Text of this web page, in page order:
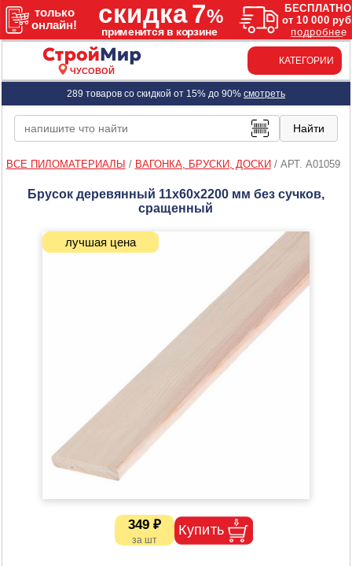
ЧУСОВОЙ
КАТЕГОРИИ
289 товаров со скидкой от 15% до 90% смотреть
ВСЕ ПИЛОМАТЕРИАЛЫ / ВАГОНКА, БРУСКИ, ДОСКИ / АРТ. A01059
Брусок деревянный 11х60х2200 мм без сучков,
сращенный
349 ₽